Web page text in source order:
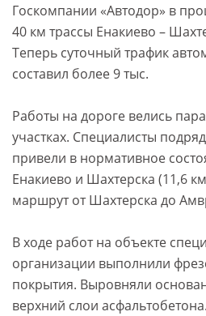
Госкомпании «Автодор» в
40 км трассы Енакиево –
Теперь суточный трафик
составил более 9 тыс.
Работы на дороге велись
участках. Специалисты
привели в нормативное
Енакиево и Шахтерска (11,6
маршрут от Шахтерска до
В ходе работ на объекте
организации выполнили
покрытия. Выровняли
верхний слои